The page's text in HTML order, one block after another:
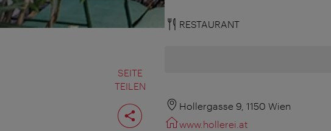
SEITE
TEILEN
Seite
teilen
RESTAURANT
Hollergasse 9, 1150 Wien
www.hollerei.at